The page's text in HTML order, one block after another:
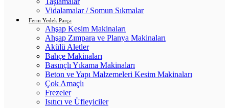
Vidalamalar / Somun Sıkmalar
Ferm Yedek Parça
Ahşap Kesim Makinaları
Ahşap Zımpara ve Planya Makinaları
Akülü Aletler
Bahçe Makinaları
Basınçlı Yıkama Makinaları
Beton ve Yapı Malzemeleri Kesim Makinaları
Çok Amaçlı
Frezeler
Isıtıcı ve Üfleyiciler